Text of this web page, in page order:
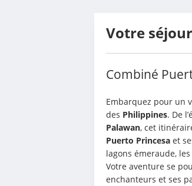
Votre
Combiné
Embarquez pour un
des Philippines. De
Palawan
Puerto Princesa et
lagons émeraude,
Votre aventure se
enchanteurs et ses